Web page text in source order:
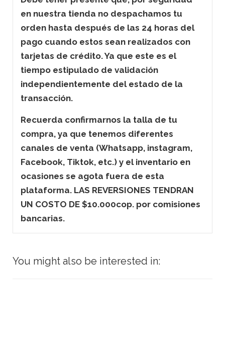
en nuestra tienda no despachamos tu
orden hasta después de las 24 horas del
pago cuando estos sean realizados con
tarjetas de crédito. Ya que este es el
tiempo estipulado de validación
independientemente del estado de la
transacción.
Recuerda confirmarnos la talla de tu
compra, ya que tenemos diferentes
canales de venta (Whatsapp, instagram,
Facebook, Tiktok, etc.) y el inventario en
ocasiones se agota fuera de esta
plataforma. LAS REVERSIONES TENDRAN
UN COSTO DE $10.000cop. por comisiones
bancarias.
You might also be interested in: